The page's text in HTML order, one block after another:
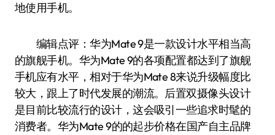
地使用手机。
编辑点评：华为Mate 9是一款设计水平相当高
的旗舰手机。华为Mate 9的各项配置都达到了旗舰
手机应有水平，相对于华为Mate 8来说升级幅度比
较大，跟上了时代发展的潮流。后置双摄像头设计
是目前比较流行的设计，这会吸引一些追求时髦的
消费者。华为Mate 9的的起步价格在国产自主品牌